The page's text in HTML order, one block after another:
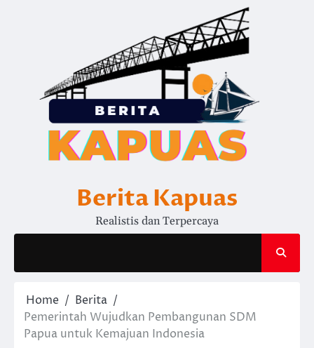
Berita Kapuas
Realistis dan Terpercaya
Home
Berita
Pemerintah Wujudkan Pembangunan SDM
Papua untuk Kemajuan Indonesia